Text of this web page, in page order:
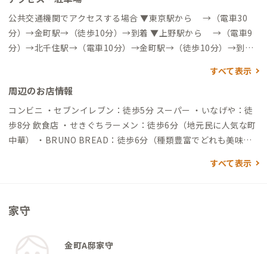
公共交通機関でアクセスする場合 ▼東京駅から →（電車30
分）→金町駅→（徒歩10分）→到着 ▼上野駅から →（電車9
分）→北千住駅→（電車10分）→金町駅→（徒歩10分）→到着
すべて表示
周辺のお店情報
コンビニ ・セブンイレブン：徒歩5分 スーパー ・いなげや：徒
歩8分 飲食店 ・せきぐちラーメン：徒歩6分（地元民に人気な町
中華） ・BRUNO BREAD：徒歩6分（種類豊富でどれも美味し
なピザ屋） ・WAO：徒歩7分（旬のフルーツのパフェやスイー
すべて表示
家守
金町A邸家守